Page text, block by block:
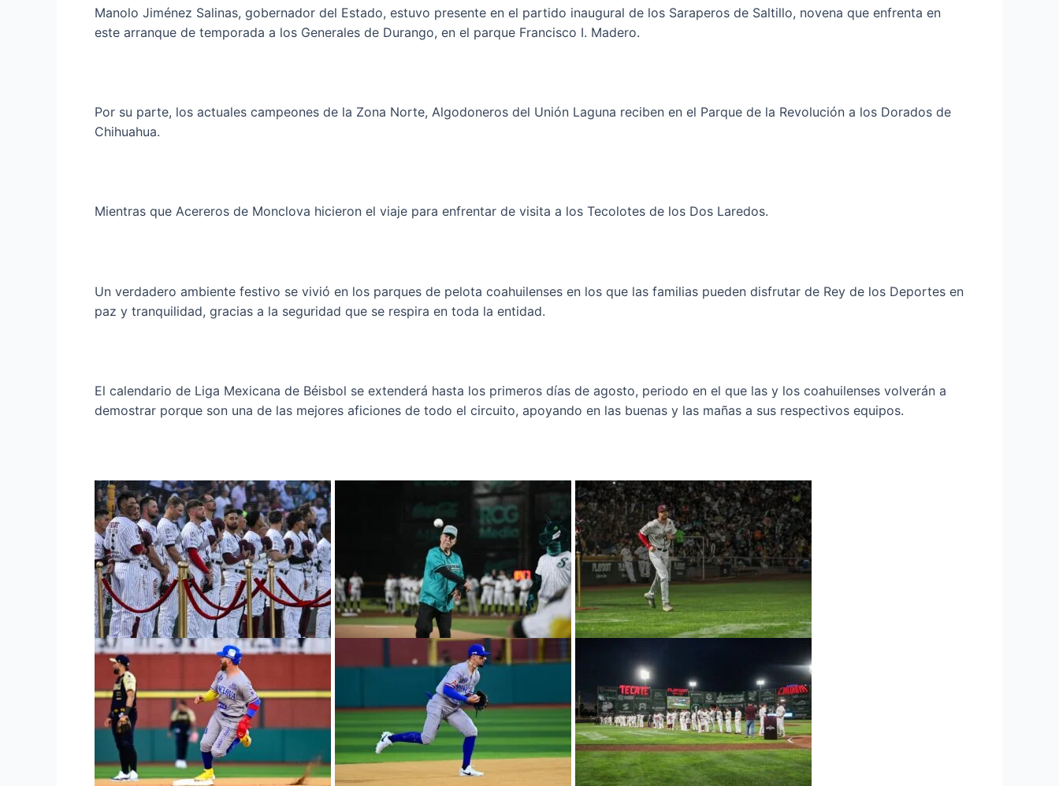
Manolo Jiménez Salinas, gobernador del Estado, estuvo presente en el partido inaugural de los Saraperos de Saltillo, novena que enfrenta en
este arranque de temporada a los Generales de Durango, en el parque Francisco I. Madero.
Por su parte, los actuales campeones de la Zona Norte, Algodoneros del Unión Laguna reciben en el Parque de la Revolución a los Dorados de
Chihuahua.
Mientras que Acereros de Monclova hicieron el viaje para enfrentar de visita a los Tecolotes de los Dos Laredos.
Un verdadero ambiente festivo se vivió en los parques de pelota coahuilenses en los que las familias pueden disfrutar de Rey de los Deportes en
paz y tranquilidad, gracias a la seguridad que se respira en toda la entidad.
El calendario de Liga Mexicana de Béisbol se extenderá hasta los primeros días de agosto, periodo en el que las y los coahuilenses volverán a
demostrar porque son una de las mejores aficiones de todo el circuito, apoyando en las buenas y las mañas a sus respectivos equipos.